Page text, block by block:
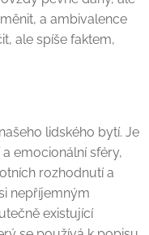
a ambivalence
ale spíše faktem,
lidského bytí. Je
emocionální sféry,
rozhodnutí a
nepříjemným
existující